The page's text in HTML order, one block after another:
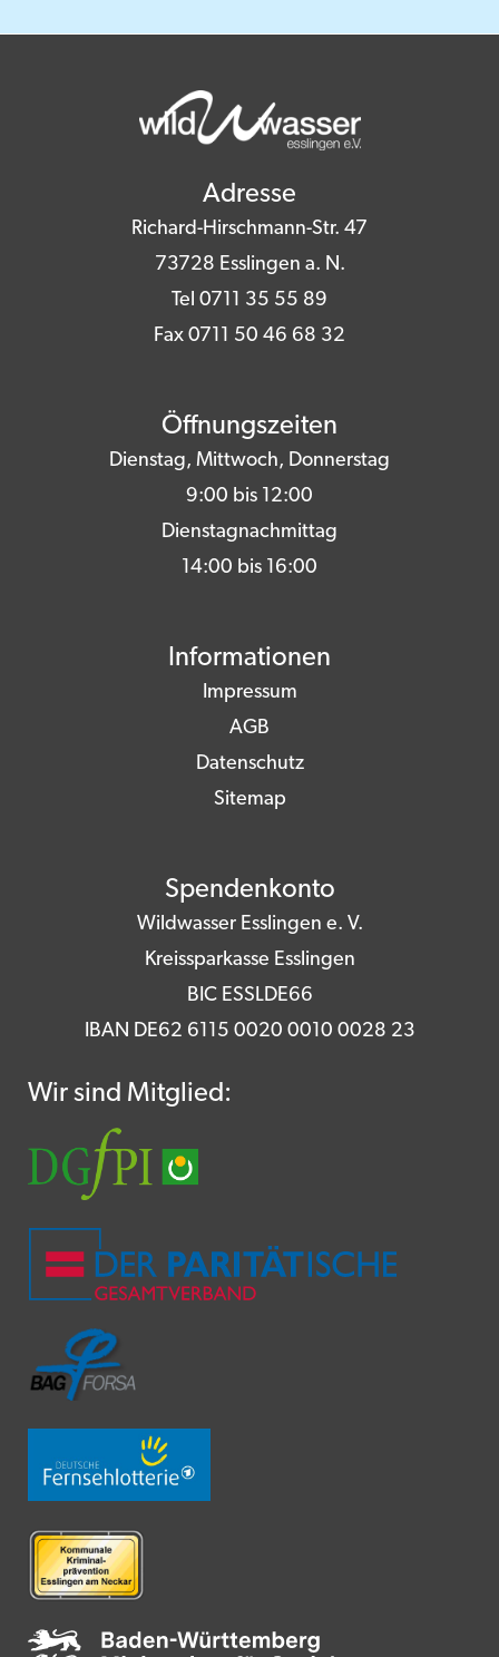
Adresse
Richard-Hirschmann-Str. 47
73728 Esslingen a. N.
Tel 0711 35 55 89
Fax 0711 50 46 68 32
Öffnungszeiten
Dienstag, Mittwoch, Donnerstag
9:00 bis 12:00
Dienstagnachmittag
14:00 bis 16:00
Informationen
Impressum
AGB
Datenschutz
Sitemap
Spendenkonto
Wildwasser Esslingen e. V.
Kreissparkasse Esslingen
BIC ESSLDE66
IBAN DE62 6115 0020 0010 0028 23
Wir sind Mitglied: